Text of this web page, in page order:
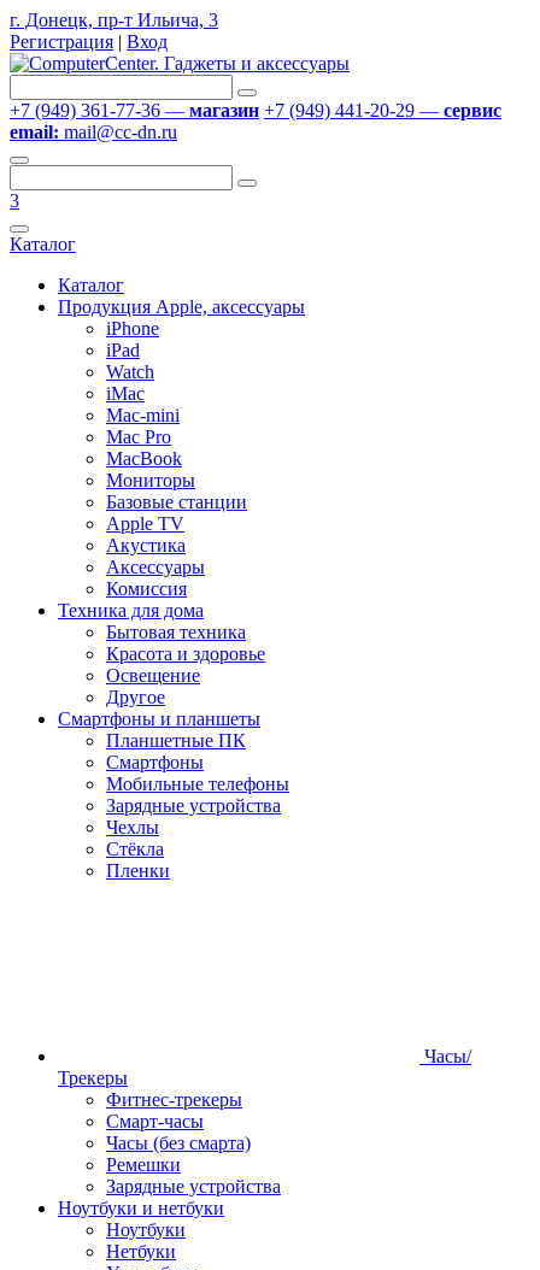
г. Донецк, пр-т Ильича, 3
Регистрация | Вход
+7 (949) 361-77-36 — магазин +7 (949) 441-20-29 — сервис
email: mail@cc-dn.ru
3
Каталог
Каталог
Продукция Apple, аксессуары
iPhone
iPad
Watch
iMac
Mac-mini
Mac Pro
MacBook
Мониторы
Базовые станции
Apple TV
Акустика
Аксессуары
Комиссия
Техника для дома
Бытовая техника
Красота и здоровье
Освещение
Другое
Смартфоны и планшеты
Планшетные ПК
Смартфоны
Мобильные телефоны
Зарядные устройства
Чехлы
Стёкла
Пленки
Часы/
Трекеры
Фитнес-трекеры
Смарт-часы
Часы (без смарта)
Ремешки
Зарядные устройства
Ноутбуки и нетбуки
Ноутбуки
Нетбуки